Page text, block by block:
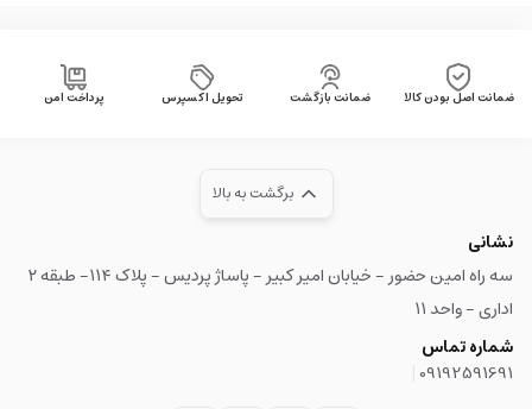
ضمانت اصل بودن کالا ضمانت بازگشت تحویل اکسپرس پرداخت امن
برگشت به بالا
نشانی
سه راه امین حضور - خیابان امیر کبیر - پاساژ پردیس - پلاک ۱۱۴- طبقه ۲
اداری - واحد ۱۱
شماره تماس
09192591691